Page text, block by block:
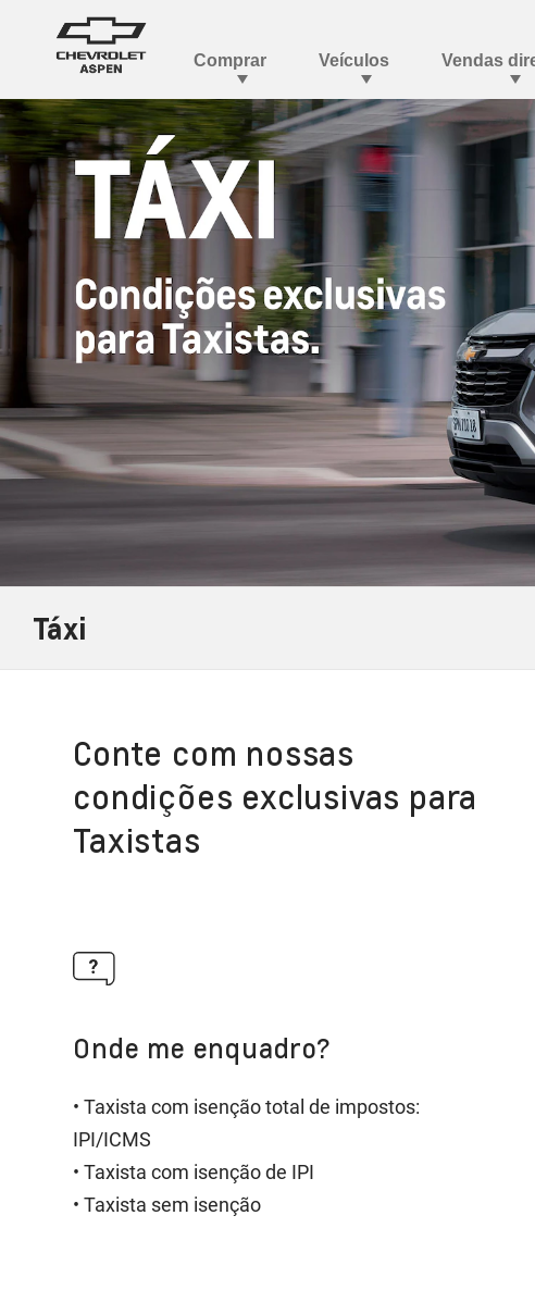
Táxi
Conte com nossas
condições exclusivas para
Taxistas
Onde me enquadro?
• Taxista com isenção total de impostos:
IPI/ICMS
• Taxista com isenção de IPI
• Taxista sem isenção